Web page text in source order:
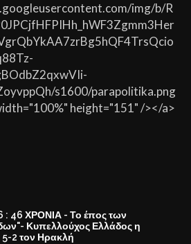
img/b/R
s1600/parapolitika.png
height="151" /></a>
: 46 ΧΡΟΝΙΑ - Το έπος των
Κυπελλούχος Ελλάδος η
5-2 τον Ηρακλή